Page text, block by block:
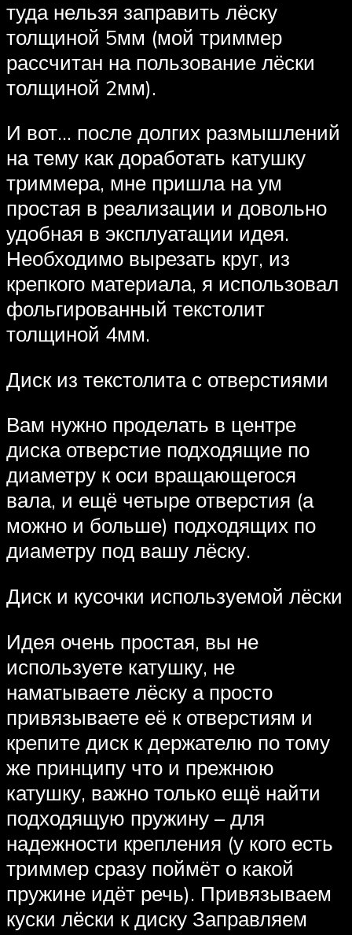
туда нельзя заправить лёску
толщиной 5мм (мой триммер
рассчитан на пользование лёски
толщиной 2мм).
И вот… после долгих размышлений
на тему как доработать катушку
триммера, мне пришла на ум
простая в реализации и довольно
удобная в эксплуатации идея.
Необходимо вырезать круг, из
крепкого материала, я использовал
фольгированный текстолит
толщиной 4мм.
Диск из текстолита с отверстиями
Вам нужно проделать в центре
диска отверстие подходящие по
диаметру к оси вращающегося
вала, и ещё четыре отверстия (а
можно и больше) подходящих по
диаметру под вашу лёску.
Диск и кусочки используемой лёски
Идея очень простая, вы не
используете катушку, не
наматываете лёску а просто
привязываете её к отверстиям и
крепите диск к держателю по тому
же принципу что и прежнюю
катушку, важно только ещё найти
подходящую пружину – для
надежности крепления (у кого есть
триммер сразу поймёт о какой
пружине идёт речь). Привязываем
куски лёски к диску Заправляем